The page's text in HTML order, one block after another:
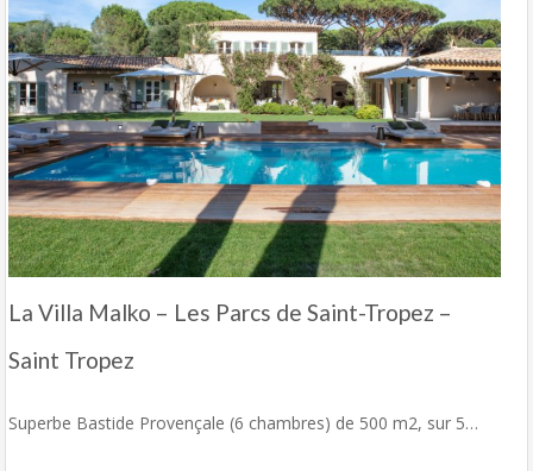
La Villa Malko – Les Parcs de Saint-Tropez –
Saint Tropez
Superbe Bastide Provençale (6 chambres) de 500 m2, sur 5…